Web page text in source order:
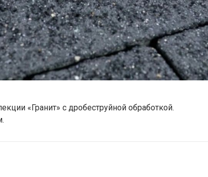
«Гранит» с дробеструйной обработкой.